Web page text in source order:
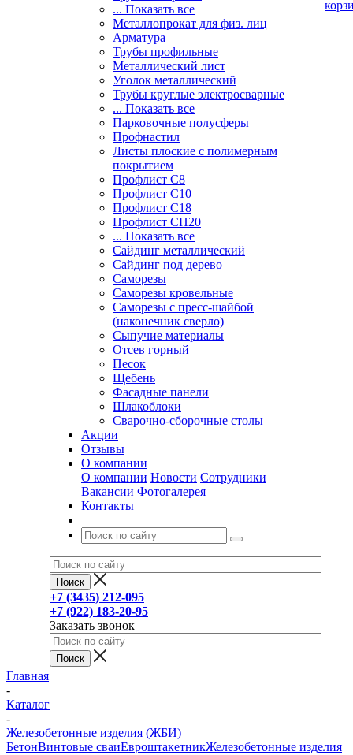
... Показать все
Металлопрокат для физ. лиц
Арматура
Трубы профильные
Металлический лист
Уголок металлический
Трубы круглые электросварные
... Показать все
Парковочные полусферы
Профнастил
Листы плоские с полимерным
покрытием
Профлист С8
Профлист С10
Профлист С18
Профлист СП20
... Показать все
Сайдинг металлический
Cайдинг под дерево
Саморезы
Саморезы кровельные
Саморезы с пресс-шайбой
(наконечник сверло)
Сыпучие материалы
Отсев горный
Песок
Щебень
Фасадные панели
Шлакоблоки
Сварочно-сборочные столы
Акции
Отзывы
О компании
О компании Новости Сотрудники
Вакансии Фотогалерея
Контакты
+7 (3435) 212-095
+7 (922) 183-20-95
Заказать звонок
Главная
-
Каталог
-
Железобетонные изделия (ЖБИ)
БетонВинтовые сваиЕвроштакетникЖелезобетонные изделия